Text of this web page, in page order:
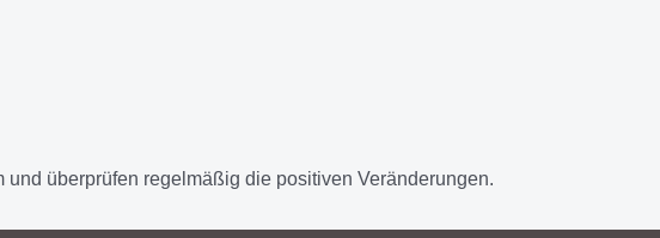
überprüfen regelmäßig die positiven Veränderungen.